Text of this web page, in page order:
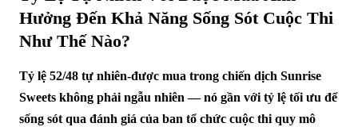
Hưởng Đến Khả Năng Sống Sót Cuộc Thi
Như Thế Nào?
Tỷ lệ 52/48 tự nhiên-được mua trong chiến dịch Sunrise
Sweets không phải ngẫu nhiên — nó gần với tỷ lệ tối ưu để
sống sót qua đánh giá của ban tổ chức cuộc thi quy mô